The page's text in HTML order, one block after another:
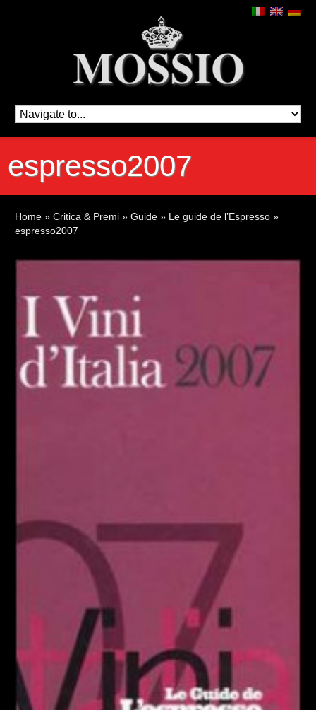
espresso2007
Home » Critica & Premi » Guide » Le guide de l’Espresso »
espresso2007